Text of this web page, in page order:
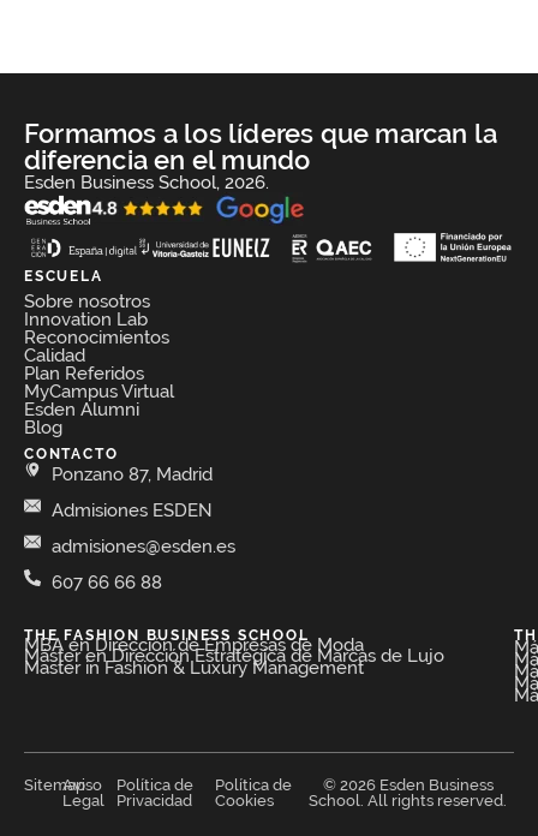
Formamos a los líderes que marcan la
diferencia en el mundo
Esden Business School, 2026.
ESCUELA
Sobre nosotros
Innovation Lab
Reconocimientos
Calidad
Plan Referidos
MyCampus Virtual
Esden Alumni
Blog
CONTACTO
Ponzano 87, Madrid
Admisiones ESDEN
admisiones@esden.es
607 66 66 88
THE FASHION BUSINESS SCHOOL​
MBA en Dirección de Empresas de Moda​
Máster en Dirección Estratégica de Marcas de Lujo
Master in Fashion & Luxury Management
© 2026 Esden Business
School. All rights reserved.
Sitemap
Aviso
Legal
Política de
Privacidad
Política de
Cookies